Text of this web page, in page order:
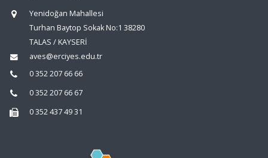
Yenidoğan Mahallesi
Turhan Baytop Sokak No:1 38280
TALAS / KAYSERİ
aves@erciyes.edu.tr
0 352 207 66 66
0 352 207 66 67
0 352 437 49 31